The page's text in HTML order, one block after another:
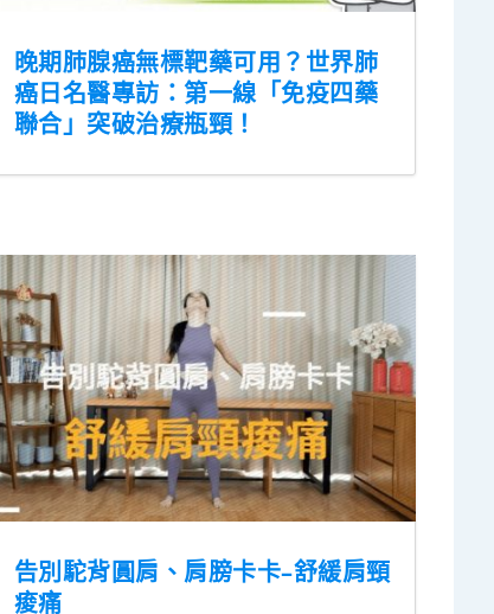
晚期肺腺癌無標靶藥可用？世界肺
癌日名醫專訪：第一線「免疫四藥
聯合」突破治療瓶頸！
告別駝背圓肩、肩膀卡卡–舒緩肩頸
痠痛